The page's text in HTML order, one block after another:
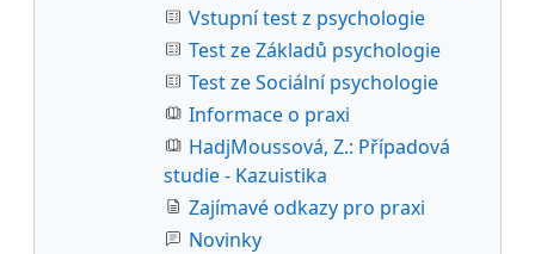
Vstupní test z psychologie
Test ze Základů psychologie
Test ze Sociální psychologie
Informace o praxi
HadjMoussová, Z.: Případová
studie - Kazuistika
Zajímavé odkazy pro praxi
Novinky